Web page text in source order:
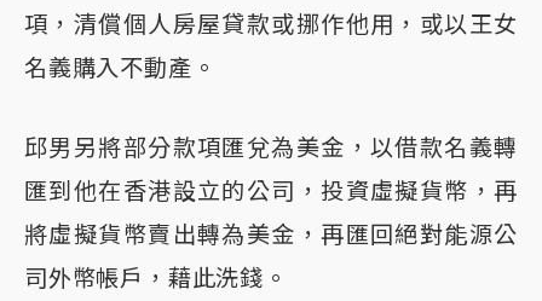
項，清償個人房屋貸款或挪作他用，或以王女
名義購入不動產。
邱男另將部分款項匯兌為美金，以借款名義轉
匯到他在香港設立的公司，投資虛擬貨幣，再
將虛擬貨幣賣出轉為美金，再匯回絕對能源公
司外幣帳戶，藉此洗錢。